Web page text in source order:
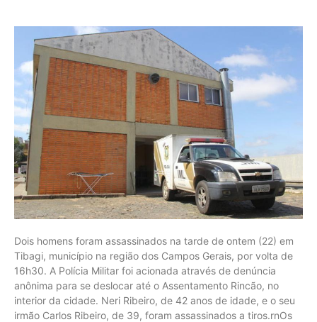
Dois homens foram assassinados na tarde de ontem (22) em
Tibagi, município na região dos Campos Gerais, por volta de
16h30. A Polícia Militar foi acionada através de denúncia
anônima para se deslocar até o Assentamento Rincão, no
interior da cidade. Neri Ribeiro, de 42 anos de idade, e o seu
irmão Carlos Ribeiro, de 39, foram assassinados a tiros.rnOs